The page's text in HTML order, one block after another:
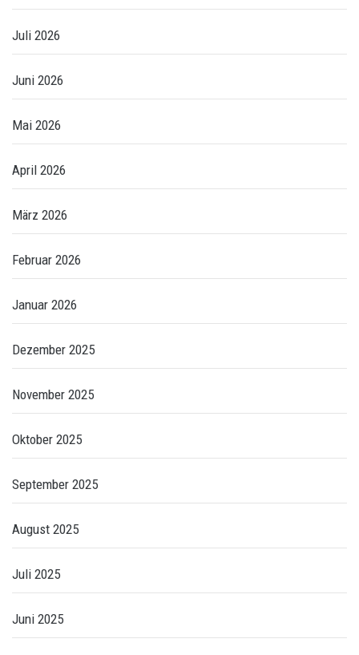
Juli 2026
Juni 2026
Mai 2026
April 2026
März 2026
Februar 2026
Januar 2026
Dezember 2025
November 2025
Oktober 2025
September 2025
August 2025
Juli 2025
Juni 2025